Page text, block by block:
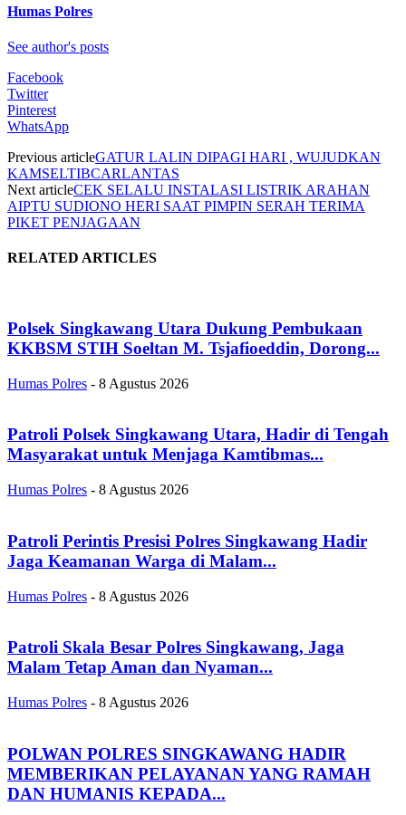
Humas Polres
See author's posts
Facebook
Twitter
Pinterest
WhatsApp
Previous articleGATUR LALIN DIPAGI HARI , WUJUDKAN
KAMSELTIBCARLANTAS
Next articleCEK SELALU INSTALASI LISTRIK ARAHAN
AIPTU SUDIONO HERI SAAT PIMPIN SERAH TERIMA
PIKET PENJAGAAN
RELATED ARTICLES
Polsek Singkawang Utara Dukung Pembukaan
KKBSM STIH Soeltan M. Tsjafioeddin, Dorong...
Humas Polres - 8 Agustus 2026
Patroli Polsek Singkawang Utara, Hadir di Tengah
Masyarakat untuk Menjaga Kamtibmas...
Humas Polres - 8 Agustus 2026
Patroli Perintis Presisi Polres Singkawang Hadir
Jaga Keamanan Warga di Malam...
Humas Polres - 8 Agustus 2026
Patroli Skala Besar Polres Singkawang, Jaga
Malam Tetap Aman dan Nyaman...
Humas Polres - 8 Agustus 2026
POLWAN POLRES SINGKAWANG HADIR
MEMBERIKAN PELAYANAN YANG RAMAH
DAN HUMANIS KEPADA...